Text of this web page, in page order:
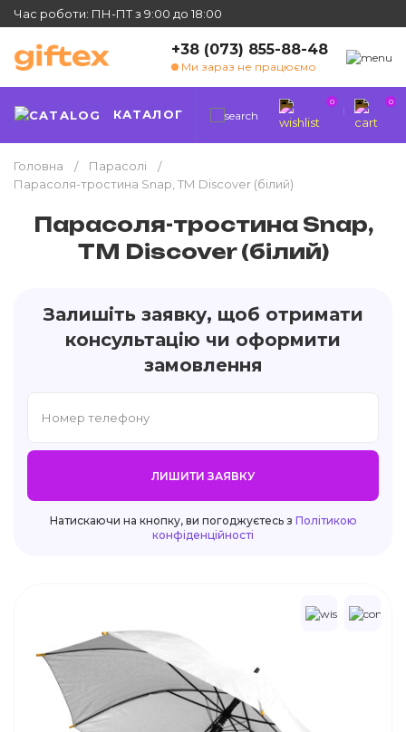
Час роботи: ПН-ПТ з 9:00 до 18:00
+38 (073) 855-88-48
Ми зараз не працюємо
КАТАЛОГ
0 0
Головна
Парасолі
Парасоля-тростина Snap, ТМ Discover (білий)
Парасоля-тростина Snap,
ТМ Discover (білий)
Залишіть заявку, щоб отримати
консультацію чи оформити
замовлення
ЛИШИТИ ЗАЯВКУ
Натискаючи на кнопку, ви погоджуєтесь з Політикою
конфіденційності